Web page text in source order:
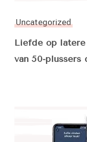
Uncategorized
Liefde op
van 50-plussers